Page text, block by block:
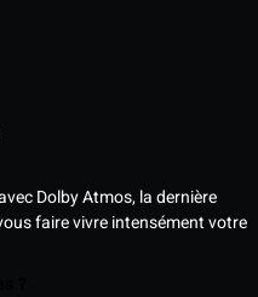
Dolby Atmos, la dernière
faire vivre intensément votre